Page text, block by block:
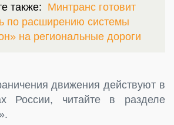
также: Минтранс готовит
по расширению системы
на региональные дороги
движения действуют в
России, читайте в разделе
».